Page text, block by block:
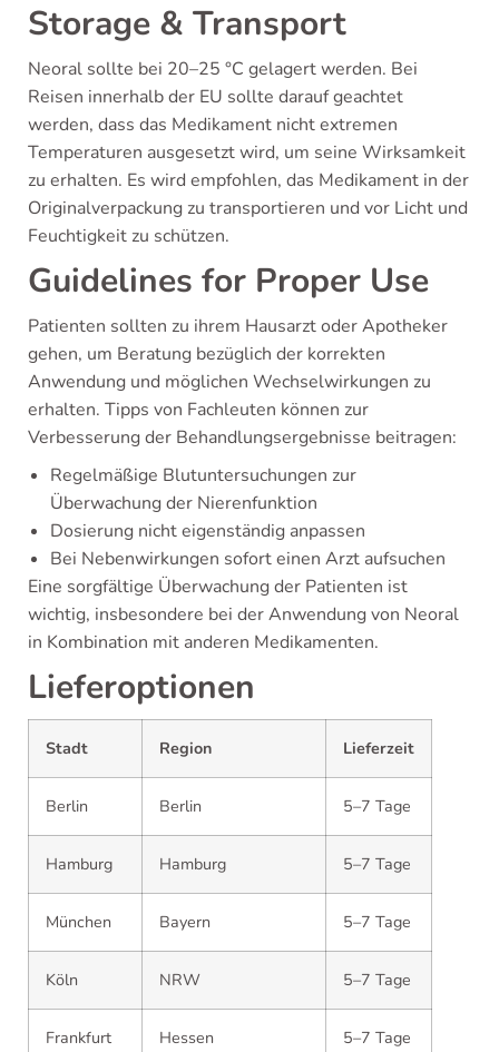
Storage & Transport
Neoral sollte bei 20–25 °C gelagert werden. Bei
Reisen innerhalb der EU sollte darauf geachtet
werden, dass das Medikament nicht extremen
Temperaturen ausgesetzt wird, um seine Wirksamkeit
zu erhalten. Es wird empfohlen, das Medikament in der
Originalverpackung zu transportieren und vor Licht und
Feuchtigkeit zu schützen.
Guidelines for Proper Use
Patienten sollten zu ihrem Hausarzt oder Apotheker
gehen, um Beratung bezüglich der korrekten
Anwendung und möglichen Wechselwirkungen zu
erhalten. Tipps von Fachleuten können zur
Verbesserung der Behandlungsergebnisse beitragen:
Regelmäßige Blutuntersuchungen zur
Überwachung der Nierenfunktion
Dosierung nicht eigenständig anpassen
Bei Nebenwirkungen sofort einen Arzt aufsuchen
Eine sorgfältige Überwachung der Patienten ist
wichtig, insbesondere bei der Anwendung von Neoral
in Kombination mit anderen Medikamenten.
Lieferoptionen
Stadt Region Lieferzeit
Berlin Berlin 5–7 Tage
Hamburg Hamburg 5–7 Tage
München Bayern 5–7 Tage
Köln NRW 5–7 Tage
Frankfurt Hessen 5–7 Tage